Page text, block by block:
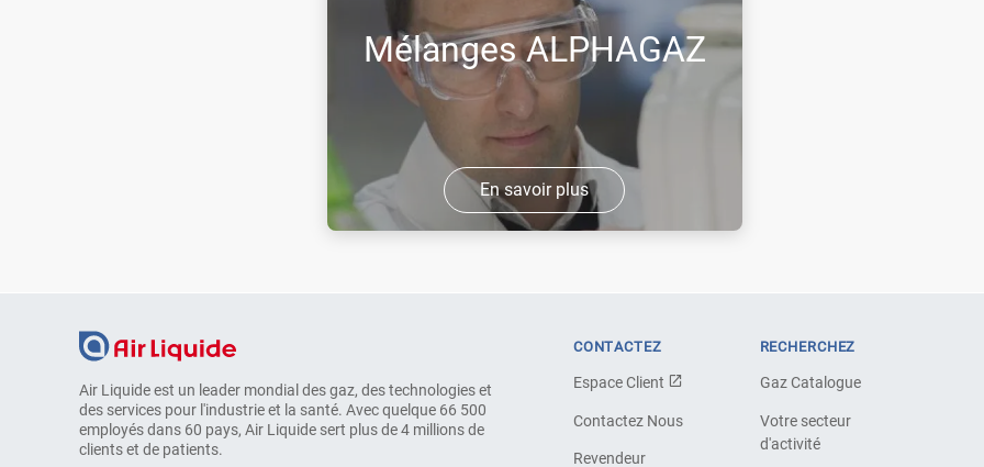
Mélanges ALPHAGAZ
En savoir plus
complète et simple d'utilisation.
Air Liquide est un leader mondial des gaz, des technologies et
des services pour l'industrie et la santé. Avec quelque 66 500
employés dans 60 pays, Air Liquide sert plus de 4 millions de
clients et de patients.
CONTACTEZ
Espace Client
Contactez Nous
Revendeur
RECHERCHEZ
Gaz Catalogue
Votre secteur
d'activité